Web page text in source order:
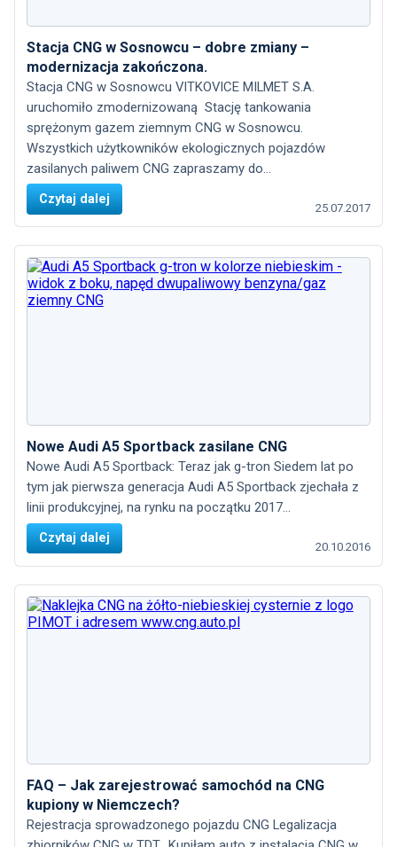
Stacja CNG w Sosnowcu – dobre zmiany –
modernizacja zakończona.
Stacja CNG w Sosnowcu VITKOVICE MILMET S.A.
uruchomiło zmodernizowaną Stację tankowania
sprężonym gazem ziemnym CNG w Sosnowcu.
Wszystkich użytkowników ekologicznych pojazdów
zasilanych paliwem CNG zapraszamy do...
Czytaj dalej
25.07.2017
Nowe Audi A5 Sportback zasilane CNG
Nowe Audi A5 Sportback: Teraz jak g-tron Siedem lat po
tym jak pierwsza generacja Audi A5 Sportback zjechała z
linii produkcyjnej, na rynku na początku 2017...
Czytaj dalej
20.10.2016
FAQ – Jak zarejestrować samochód na CNG
kupiony w Niemczech?
Rejestracja sprowadzonego pojazdu CNG Legalizacja